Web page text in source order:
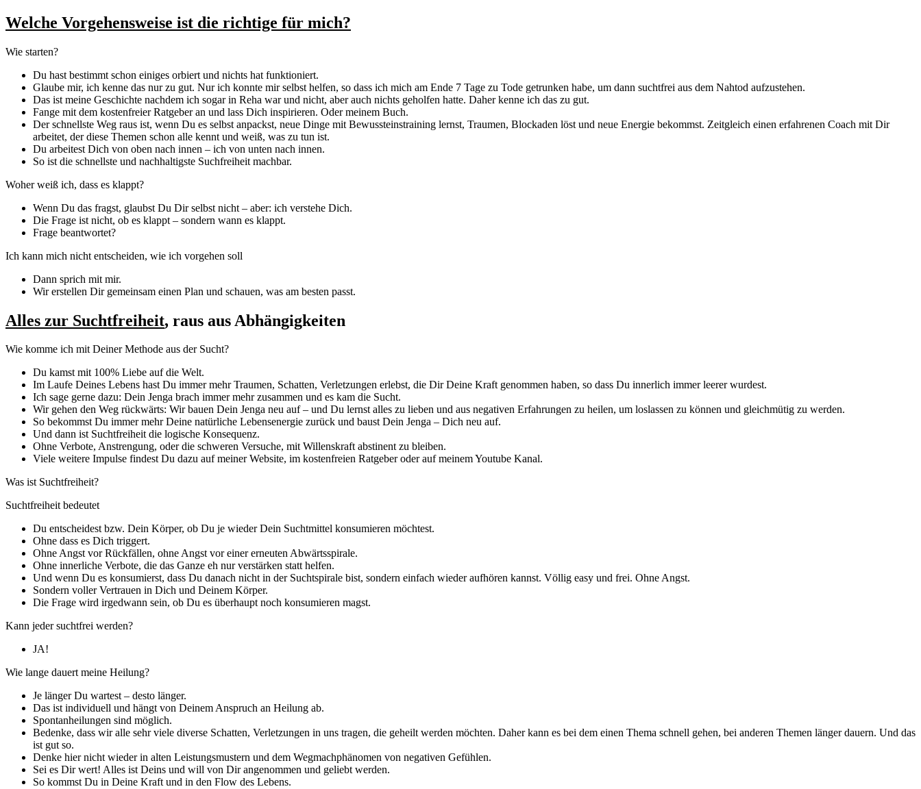
Welche Vorgehensweise ist die richtige für mich?
Wie starten?
Du hast bestimmt schon einiges orbiert und nichts hat funktioniert.
Glaube mir, ich kenne das nur zu gut. Nur ich konnte mir selbst helfen, so dass ich mich am Ende 7 Tage zu Tode getrunken habe, um dann suchtfrei aus dem Nahtod aufzustehen.
Das ist meine Geschichte nachdem ich sogar in Reha war und nicht, aber auch nichts geholfen hatte. Daher kenne ich das zu gut.
Fange mit dem kostenfreier Ratgeber an und lass Dich inspirieren. Oder meinem Buch.
Der schnellste Weg raus ist, wenn Du es selbst anpackst, neue Dinge mit Bewussteinstraining lernst, Traumen, Blockaden löst und neue Energie bekommst. Zeitgleich einen erfahrenen Coach mit Dir
arbeitet, der diese Themen schon alle kennt und weiß, was zu tun ist.
Du arbeitest Dich von oben nach innen – ich von unten nach innen.
So ist die schnellste und nachhaltigste Suchfreiheit machbar.
Woher weiß ich, dass es klappt?
Wenn Du das fragst, glaubst Du Dir selbst nicht – aber: ich verstehe Dich.
Die Frage ist nicht, ob es klappt – sondern wann es klappt.
Frage beantwortet?
Ich kann mich nicht entscheiden, wie ich vorgehen soll
Dann sprich mit mir.
Wir erstellen Dir gemeinsam einen Plan und schauen, was am besten passt.
Alles zur Suchtfreiheit, raus aus Abhängigkeiten
Wie komme ich mit Deiner Methode aus der Sucht?
Du kamst mit 100% Liebe auf die Welt.
Im Laufe Deines Lebens hast Du immer mehr Traumen, Schatten, Verletzungen erlebst, die Dir Deine Kraft genommen haben, so dass Du innerlich immer leerer wurdest.
Ich sage gerne dazu: Dein Jenga brach immer mehr zusammen und es kam die Sucht.
Wir gehen den Weg rückwärts: Wir bauen Dein Jenga neu auf – und Du lernst alles zu lieben und aus negativen Erfahrungen zu heilen, um loslassen zu können und gleichmütig zu werden.
So bekommst Du immer mehr Deine natürliche Lebensenergie zurück und baust Dein Jenga – Dich neu auf.
Und dann ist Suchtfreiheit die logische Konsequenz.
Ohne Verbote, Anstrengung, oder die schweren Versuche, mit Willenskraft abstinent zu bleiben.
Viele weitere Impulse findest Du dazu auf meiner Website, im kostenfreien Ratgeber oder auf meinem Youtube Kanal.
Was ist Suchtfreiheit?
Suchtfreiheit bedeutet
Du entscheidest bzw. Dein Körper, ob Du je wieder Dein Suchtmittel konsumieren möchtest.
Ohne dass es Dich triggert.
Ohne Angst vor Rückfällen, ohne Angst vor einer erneuten Abwärtsspirale.
Ohne innerliche Verbote, die das Ganze eh nur verstärken statt helfen.
Und wenn Du es konsumierst, dass Du danach nicht in der Suchtspirale bist, sondern einfach wieder aufhören kannst. Völlig easy und frei. Ohne Angst.
Sondern voller Vertrauen in Dich und Deinem Körper.
Die Frage wird irgedwann sein, ob Du es überhaupt noch konsumieren magst.
Kann jeder suchtfrei werden?
JA!
Wie lange dauert meine Heilung?
Je länger Du wartest – desto länger.
Das ist individuell und hängt von Deinem Anspruch an Heilung ab.
Spontanheilungen sind möglich.
Bedenke, dass wir alle sehr viele diverse Schatten, Verletzungen in uns tragen, die geheilt werden möchten. Daher kann es bei dem einen Thema schnell gehen, bei anderen Themen länger dauern. Und das
ist gut so.
Denke hier nicht wieder in alten Leistungsmustern und dem Wegmachphänomen von negativen Gefühlen.
Sei es Dir wert! Alles ist Deins und will von Dir angenommen und geliebt werden.
So kommst Du in Deine Kraft und in den Flow des Lebens.